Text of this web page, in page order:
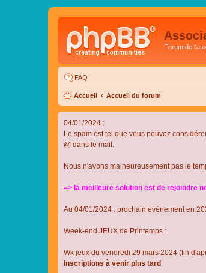
Forum de
FAQ
Accueil Accueil du forum
04/01/2024 :
Le spam est tel que vous pouvez
@ dans le mail.
Nous n'avons malheureusement pas le
=> la meilleure solution est de rejoindre
Au 04/01/2024 : prochain évènement en
Week-end JEUX de Printemps :
Wk jeux du vendredi 29 mars 2024 (fin
Inscriptions à venir plus tard